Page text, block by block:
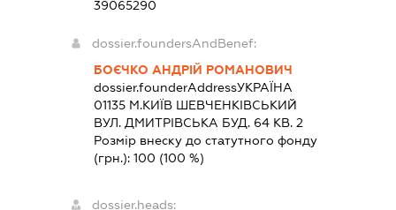
39065290
dossier.foundersAndBenef:
БОЄЧКО АНДРІЙ РОМАНОВИЧ
dossier.founderAddressУКРАЇНА
01135 М.КИЇВ ШЕВЧЕНКІВСЬКИЙ
ВУЛ. ДМИТРІВСЬКА БУД. 64 КВ. 2
Розмір внеску до статутного фонду
(грн.):100 (100 %)
dossier.heads: